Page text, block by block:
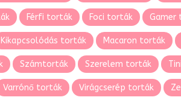
Férfi torták Foci torták Gamer
Kikapcsolódás torták Macaron torták
Számtorták Szerelem torták
Varrónő torták Virágcserép torták